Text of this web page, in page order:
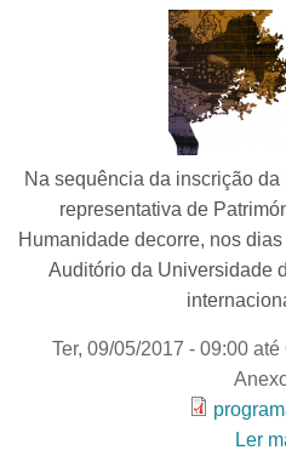
Na sequência da inscrição
representativa de
Humanidade decorre, nos
Auditório da Universidade
Ter, 09/05/2017 - 09:00até
Ler